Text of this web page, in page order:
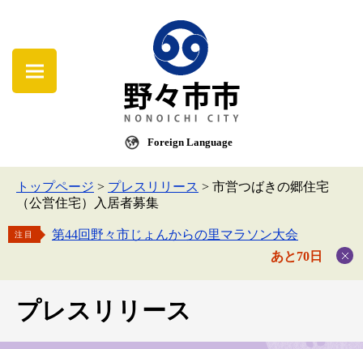
Foreign Language
トップページ > プレスリリース > 市営つばきの郷住宅
（公営住宅）入居者募集
注目
第44回野々市じょんからの里マラソン大会
あと70日
プレスリリース